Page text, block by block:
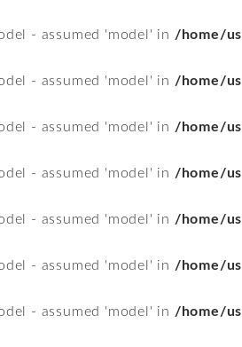
- assumed 'model' in /home/
- assumed 'model' in /home/
- assumed 'model' in /home/
- assumed 'model' in /home/
- assumed 'model' in /home/
- assumed 'model' in /home/
- assumed 'model' in /home/